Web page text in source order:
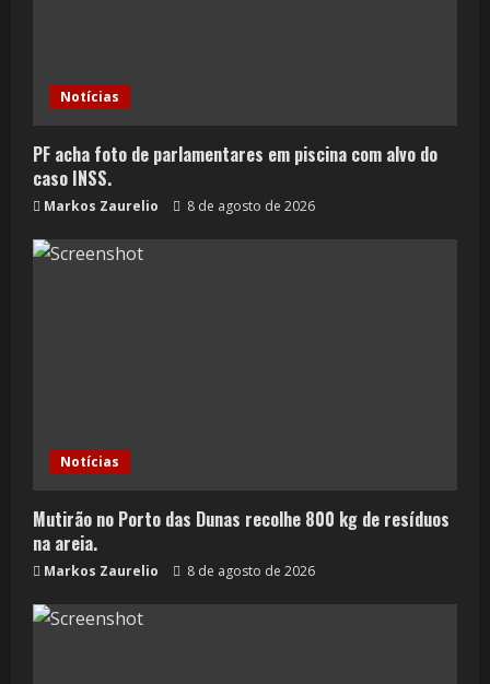
Notícias
PF acha foto de parlamentares em piscina com alvo do
caso INSS.
Markos Zaurelio 8 de agosto de 2026
Notícias
Mutirão no Porto das Dunas recolhe 800 kg de resíduos
na areia.
Markos Zaurelio 8 de agosto de 2026